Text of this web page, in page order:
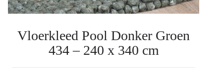
Vloerkleed Pool Donker Groen
434 – 240 x 340 cm